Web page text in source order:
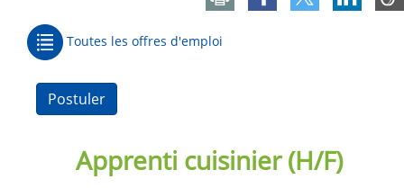
Toutes les offres d'emploi
Postuler
Apprenti cuisinier (H/F)